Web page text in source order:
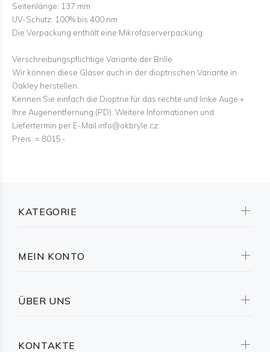
Seitenlänge: 137 mm
UV-Schutz: 100% bis 400 nm
Die Verpackung enthält eine Mikrofaserverpackung.
Verschreibungspflichtige Variante der Brille
Wir können diese Gläser auch in der dioptrischen Variante in
Oakley herstellen.
Kennen Sie einfach die Dioptrie für das rechte und linke Auge +
Ihre Augenentfernung (PD). Weitere Informationen und
Liefertermin per E-Mail info@okbryle.cz.
Preis: = 8015.-
KATEGORIE
MEIN KONTO
ÜBER UNS
KONTAKTE